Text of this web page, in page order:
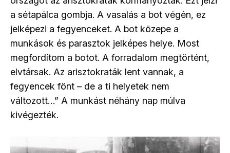
a sétapálca gombja. A vasalás a bot végén, ez
jelképezi a fegyenceket. A bot közepe a
munkások és parasztok jelképes helye. Most
megfordítom a botot. A forradalom megtörtént,
elvtársak. Az arisztokraták lent vannak, a
fegyencek fönt – de a ti helyetek nem
változott…” A munkást néhány nap múlva
kivégezték.